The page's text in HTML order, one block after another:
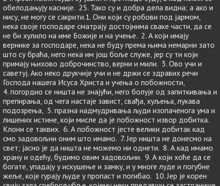
обелодањују касније. 25. Тако су и добра дела видна; а ако и
нису, не могу се сакрити.1. Они који су робови под јармом,
нека своје господаре сматрају достојнима сваке части, да се
не би хулило на име Божије и на учење. 2. А који имају
вернике за господаре, нека не буду према њима немарни зато
што су браћа, него нека им још боље служе, јер су ти који
примају њихово доброчинство, верни и мили. 3. Ово учи и
саветуј. Ако неко друкчије учи и не држи се здравих речи
Господа нашега Исуса Христа и учења о побожности,
4. погордио се ништа не знајући, него болује од запиткивања и
препирања, од чега настаје завист, свађа, хуљења, лукава
подозрења, 5. празна надмудривања људи изопаченога ума и
лишених истине, који мисле да је побожност извор добитка.
Клони се таквих. 6. А побожност јесте велики добитак кад
смо задовољни оним што имамо. 7. Јер ништа не донесмо на
свет; јасно је да ништа не можемо ни однети. 8. А кад имамо
храну и одећу, будимо овим задовољни. 9. А који хоће да се
богате, упадају у искушење и замку, и у многе луде и погубне
жеље, које гурају људе у пропаст и погибао. 10. Јер је корен